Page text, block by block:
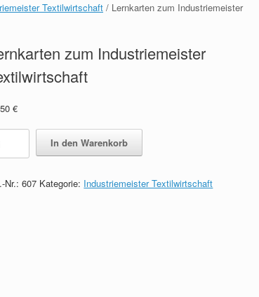
Textilwirtschaft / Lernkarten zum Industriemeister
zum Industriemeister
€
In den Warenkorb
Nr.:607 Kategorie: Industriemeister Textilwirtschaft